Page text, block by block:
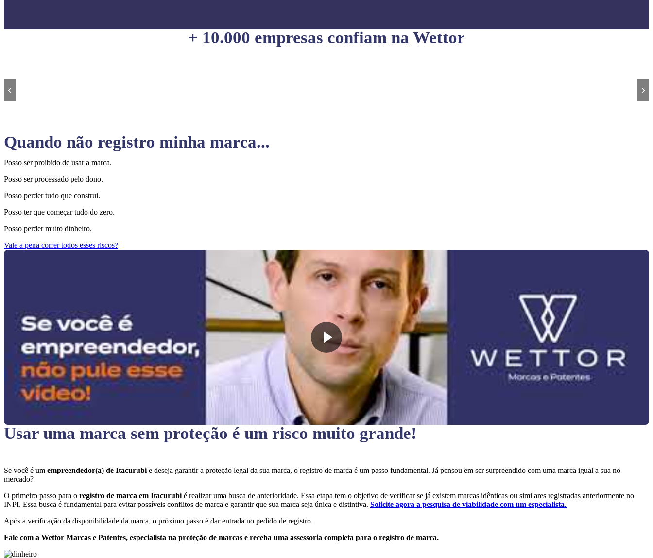
+ 10.000 empresas confiam na Wettor
‹ ›
Quando não registro minha marca...
Posso ser proibido de usar a marca.
Posso ser processado pelo dono.
Posso perder tudo que construi.
Posso ter que começar tudo do zero.
Posso perder muito dinheiro.
Vale a pena correr todos esses riscos?
Usar uma marca sem proteção é um risco muito grande!
Se você é um empreendedor(a) de Itacurubi e deseja garantir a proteção legal da sua marca, o registro de marca é um passo fundamental. Já pensou em ser surpreendido com uma marca igual a sua no
mercado?
O primeiro passo para o registro de marca em Itacurubi é realizar uma busca de anterioridade. Essa etapa tem o objetivo de verificar se já existem marcas idênticas ou similares registradas anteriormente no
INPI. Essa busca é fundamental para evitar possíveis conflitos de marca e garantir que sua marca seja única e distintiva. Solicite agora a pesquisa de viabilidade com um especialista.
Após a verificação da disponibilidade da marca, o próximo passo é dar entrada no pedido de registro.
Fale com a Wettor Marcas e Patentes, especialista na proteção de marcas e receba uma assessoria completa para o registro de marca.